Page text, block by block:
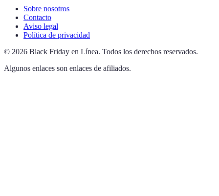
Sobre nosotros
Contacto
Aviso legal
Política de privacidad
© 2026 Black Friday en Línea. Todos los derechos reservados.
Algunos enlaces son enlaces de afiliados.